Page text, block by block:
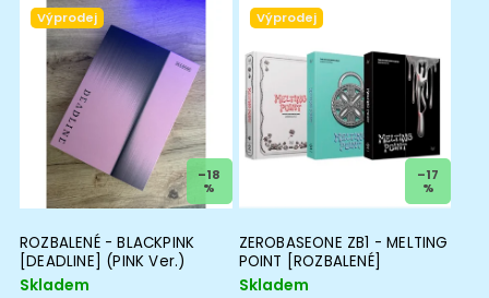
Výprodej
–18
%
ROZBALENÉ - BLACKPINK
[DEADLINE] (PINK Ver.)
Skladem
Výprodej
–17
%
ZEROBASEONE ZB1 - MELTING
POINT [ROZBALENÉ]
Skladem